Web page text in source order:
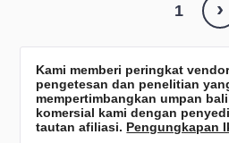
1 ›
Kami memberi peringkat
pengetesan dan penelitian
mempertimbangkan umpan
komersial kami dengan
tautan afiliasi. Pengungkapan